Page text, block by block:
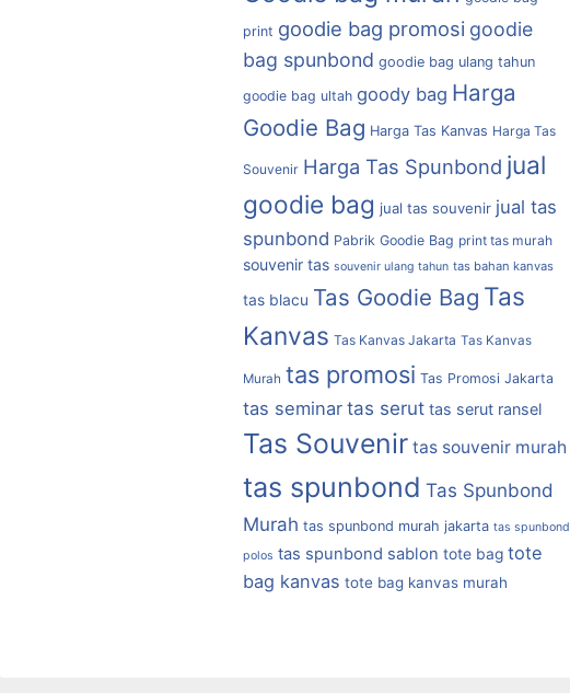
print goodie bag promosi goodie
bag spunbond goodie bag ulang tahun
goodie bag ultah goody bag Harga
Goodie Bag Harga Tas Kanvas Harga Tas
Souvenir Harga Tas Spunbond jual
goodie bag jual tas souvenir jual tas
spunbond Pabrik Goodie Bag print tas murah
souvenir tas souvenir ulang tahun tas bahan kanvas
tas blacu Tas Goodie Bag Tas
Kanvas Tas Kanvas Jakarta Tas Kanvas
Murah tas promosi Tas Promosi Jakarta
tas seminar tas serut tas serut ransel
Tas Souvenir tas souvenir murah
tas spunbond Tas Spunbond
Murah tas spunbond murah jakarta tas spunbond
polos tas spunbond sablon tote bag tote
bag kanvas tote bag kanvas murah